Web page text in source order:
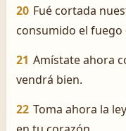
20 Fué cortada
consumido el fuego
21 Amístate ahora
vendrá bien.
22 Toma ahora la